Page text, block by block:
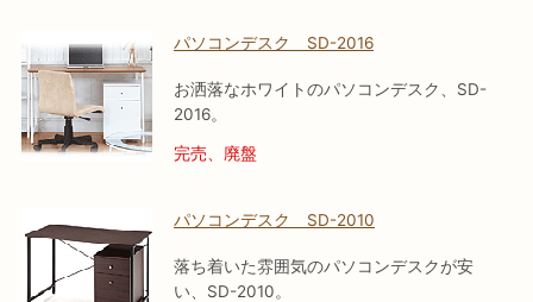
パソコンデスク SD-2016
お洒落なホワイトのパソコンデスク、SD-
2016。
完売、廃盤
パソコンデスク SD-2010
落ち着いた雰囲気のパソコンデスクが安
い、SD-2010。